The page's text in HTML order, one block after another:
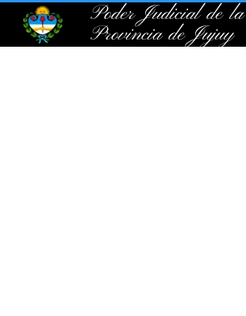
Poder Judicial de la
Provincia de Jujuy